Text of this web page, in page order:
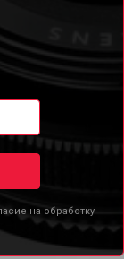
на обработку